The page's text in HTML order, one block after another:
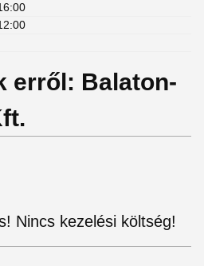
erről: Balaton-
Nincs kezelési költség!